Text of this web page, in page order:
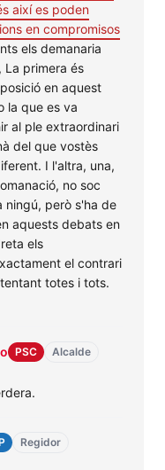
així es poden
en compromisos
els demanaria
La primera és
en aquest
la que es va
al ple extraordinari
del que vostès
I l'altra, una,
no soc
ningú, però s'ha de
aquests debats en
els
el contrari
totes i tots.
PSC
Alcalde
Regidor